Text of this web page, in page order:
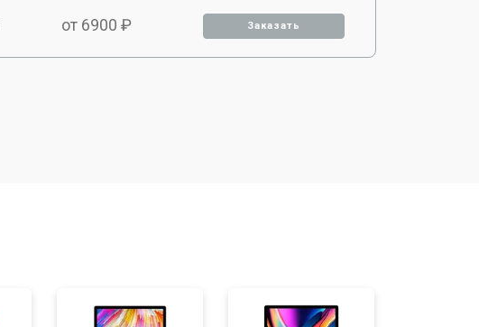
от 6900 ₽ Заказать